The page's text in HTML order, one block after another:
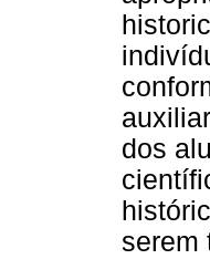
dos
serem